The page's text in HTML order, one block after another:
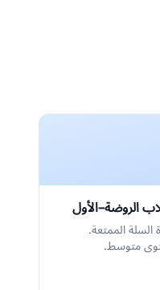
الروضة–الأول
الممتعة.
متوسط.